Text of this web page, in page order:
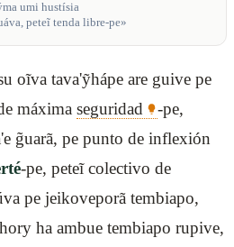
umi hustísia
peteĩ tenda libre-pe»
oĩva tava'ỹhápe are guive pe
máxima seguridad
-pe,
g̃uarã, pe punto de inflexión
-pe, peteĩ colectivo de
pe jeikoveporã tembiapo,
ha ambue tembiapo rupive,